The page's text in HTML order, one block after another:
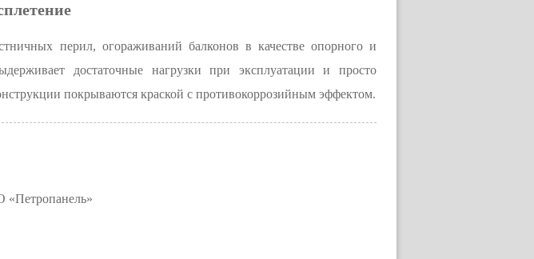
перил, огораживаний балконов в качестве опорного и
достаточные нагрузки при эксплуатации и просто
покрываются краской с противокоррозийным эффектом.
«Петропанель»